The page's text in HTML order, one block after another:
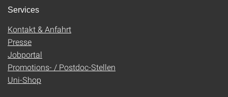
Services
Kontakt & Anfahrt
Presse
Jobportal
Promotions- / Postdoc-Stellen
Uni-Shop